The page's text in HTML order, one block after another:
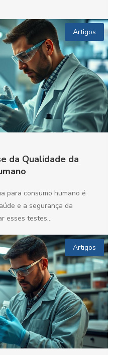
Artigos
da Qualidade da
para consumo humano é
e a segurança da
esses testes...
Artigos